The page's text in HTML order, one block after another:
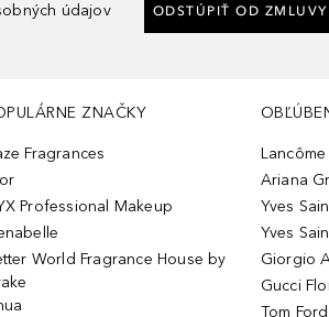
údajov
ODSTÚPIŤ OD ZMLUVY
ZNAČKY
Fragrances
Professional Makeup
World Fragrance House by
Ariana
Yves
Yves
Giorgio
Gucci
Tom